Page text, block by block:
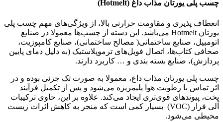
چسب پلی یورتان مذاب داغ (
Hotmelt
)
انعطاف پذیری و مقاومت حرارتی بالا، از ویژگی‌های مهم چسب پلی
یورتان Hotmelt می‌باشد. این دسته از چسب‌ها معمولا در صنایع
اتومبیل، صنایع ساختمانی( مصالح ساختمانی)، صنایع کامپوزیت،
صحافی کتاب‌ها، اتصال فویل‌های ترموپلاستیک (به دلیل دمای پایین
پردازش)، صنایع بسته بندی و … کاربرد دارند.
چسب پلی یورتان مذاب داغ، معمولا به صورت تک جزئی بوده و در
اثر تماس با رطوبت هوا پلیمریزه می‌شود و پس از تکمیل فرآیند
پخت، پیوندهای قوی‌تری ایجاد می‌کند. علاوه بر این، حاوی ترکیبات
آلی فرار (VOC) بسیار کمی است که منجر به کاهش اثرات زیست
محیطی می‌شود.